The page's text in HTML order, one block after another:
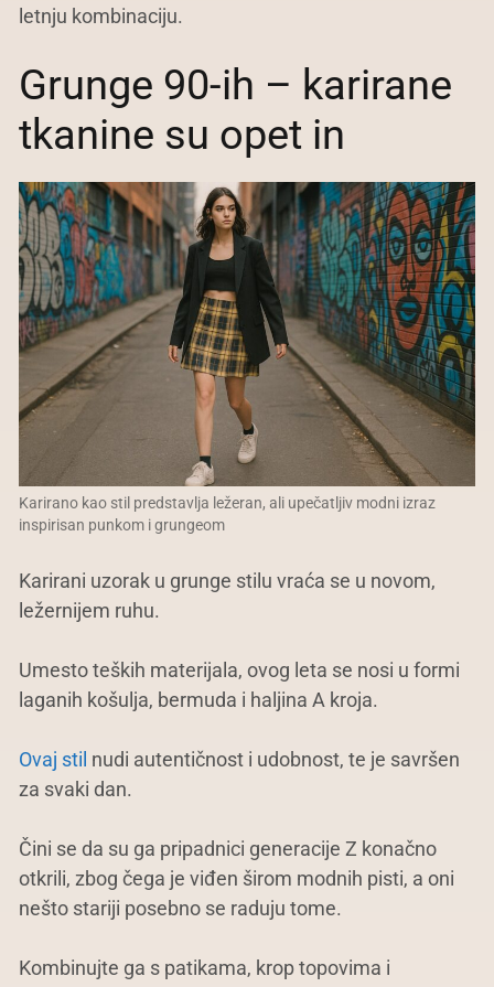
letnju kombinaciju.
Grunge 90-ih – karirane
tkanine su opet in
Karirano kao stil predstavlja ležeran, ali upečatljiv modni izraz
inspirisan punkom i grungeom
Karirani uzorak u grunge stilu vraća se u novom,
ležernijem ruhu.
Umesto teških materijala, ovog leta se nosi u formi
laganih košulja, bermuda i haljina A kroja.
Ovaj stil nudi autentičnost i udobnost, te je savršen
za svaki dan.
Čini se da su ga pripadnici generacije Z konačno
otkrili, zbog čega je viđen širom modnih pisti, a oni
nešto stariji posebno se raduju tome.
Kombinujte ga s patikama, krop topovima i